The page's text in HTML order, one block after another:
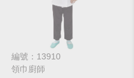
編號：13910
領巾廚師